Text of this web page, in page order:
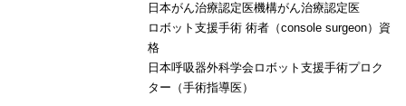
日本がん治療認定医機構がん治療認定医
ロボット支援手術 術者（console surgeon）資
格
日本呼吸器外科学会ロボット支援手術プロク
ター（手術指導医）